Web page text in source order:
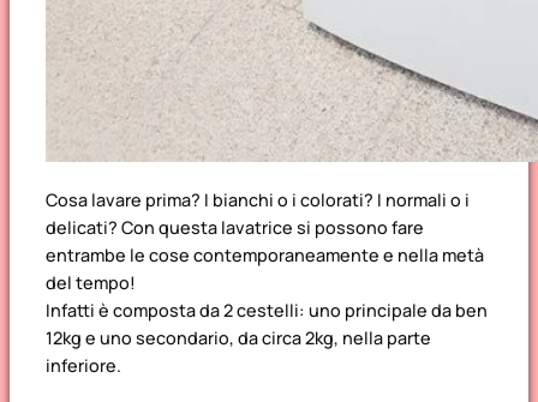
Cosa lavare prima? I bianchi o i colorati? I normali o i
delicati? Con questa lavatrice si possono fare
entrambe le cose contemporaneamente e nella metà
del tempo!
Infatti è composta da 2 cestelli: uno principale da ben
12kg e uno secondario, da circa 2kg, nella parte
inferiore.